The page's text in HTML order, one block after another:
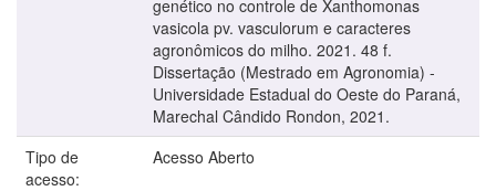
genético no controle de Xanthomonas
vasicola pv. vasculorum e caracteres
agronômicos do milho. 2021. 48 f.
Dissertação (Mestrado em Agronomia) -
Universidade Estadual do Oeste do Paraná,
Marechal Cândido Rondon, 2021.
Tipo de
acesso:
Acesso Aberto